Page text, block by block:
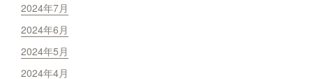
2024年7月
2024年6月
2024年5月
2024年4月